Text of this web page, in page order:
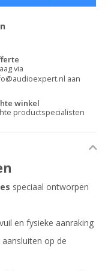
via
aan
winkel
productspecialisten
speciaal ontworpen
en fysieke aanraking
aansluiten op de